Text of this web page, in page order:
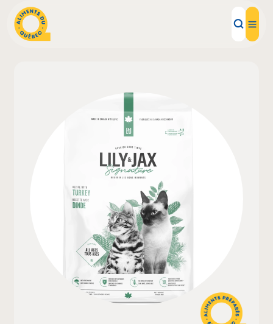
Aliments d'ici
Recettes
Inspirations d'ici
Restaurants
Institutions
À propos